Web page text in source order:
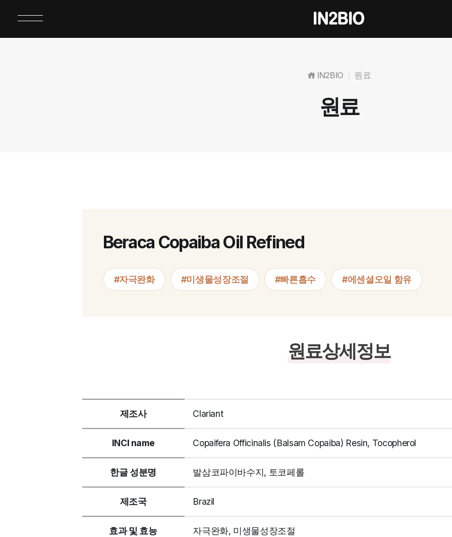
IN2BIO 원료
원료
Beraca Copaiba Oil Refined
#자극완화 #미생물성장조절 #빠른흡수 #에센셜오일 함유
원료상세정보
제조사 Clariant
INCI name Copaifera Officinalis (Balsam Copaiba) Resin, Tocopherol
한글 성분명 발삼코파이바수지, 토코페롤
제조국 Brazil
효과 및 효능 자극완화, 미생물성장조절